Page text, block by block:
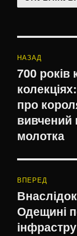
записів
НАЗАД
Попередній
запис:
700 років
про
вивчений
молотка
ВПЕРЕД
Наступний
запис:
Одещині